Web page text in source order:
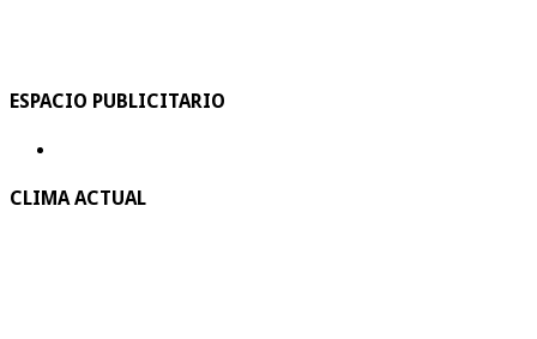
ESPACIO PUBLICITARIO
CLIMA ACTUAL